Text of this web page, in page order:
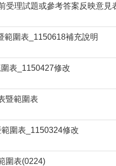
受理試題或參考答案反映意見
範圍表_1150618補充說明
表_1150427修改
暨範圍表
圍表_1150324修改
圍表(0224)